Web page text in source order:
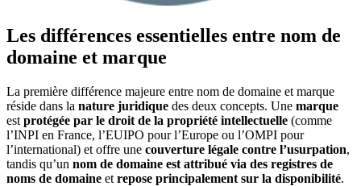
Les différences essentielles entre nom de
domaine et marque
La première différence majeure entre nom de domaine et marque
réside dans la nature juridique des deux concepts. Une marque
est protégée par le droit de la propriété intellectuelle (comme
l’INPI en France, l’EUIPO pour l’Europe ou l’OMPI pour
l’international) et offre une couverture légale contre l’usurpation,
tandis qu’un nom de domaine est attribué via des registres de
noms de domaine et repose principalement sur la disponibilité.